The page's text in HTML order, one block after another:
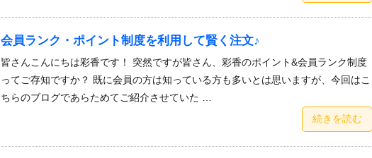
会員ランク・ポイント制度を利用して賢く注文♪
皆さんこんにちは彩香です！ 突然ですが皆さん、彩香のポイント&会員ランク制度
ってご存知ですか？ 既に会員の方は知っている方も多いとは思いますが、今回はこ
ちらのブログであらためてご紹介させていた …
続きを読む